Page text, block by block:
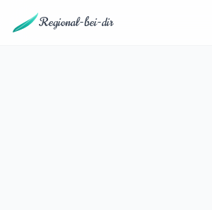
Regional-bei-dir